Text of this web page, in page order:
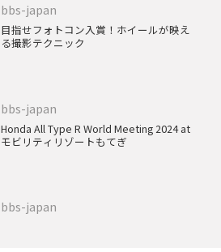
bbs-japan
目指せフォトコン入賞！ホイールが映え
る撮影テクニック
bbs-japan
Honda All Type R World Meeting 2024 at
モビリティリゾートもてぎ
bbs-japan